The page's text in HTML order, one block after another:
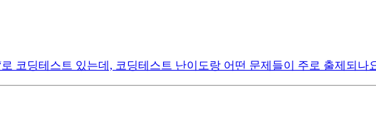
코딩테스트 있는데, 코딩테스트 난이도랑 어떤 문제들이 주로 출제되나